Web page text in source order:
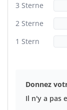
3 Sterne
2 Sterne
1 Stern
Donnez
Il n'y a pas